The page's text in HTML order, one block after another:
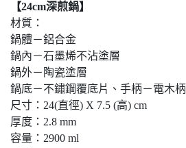
【24cm深煎鍋】
材質：
鍋體－鋁合金
鍋內－石墨烯不沾塗層
鍋外－陶瓷塗層
鍋底－不鏽鋼覆底片、手柄－電木柄
尺寸：24(直徑) X 7.5 (高) cm
厚度：2.8 mm
容量：2900 ml